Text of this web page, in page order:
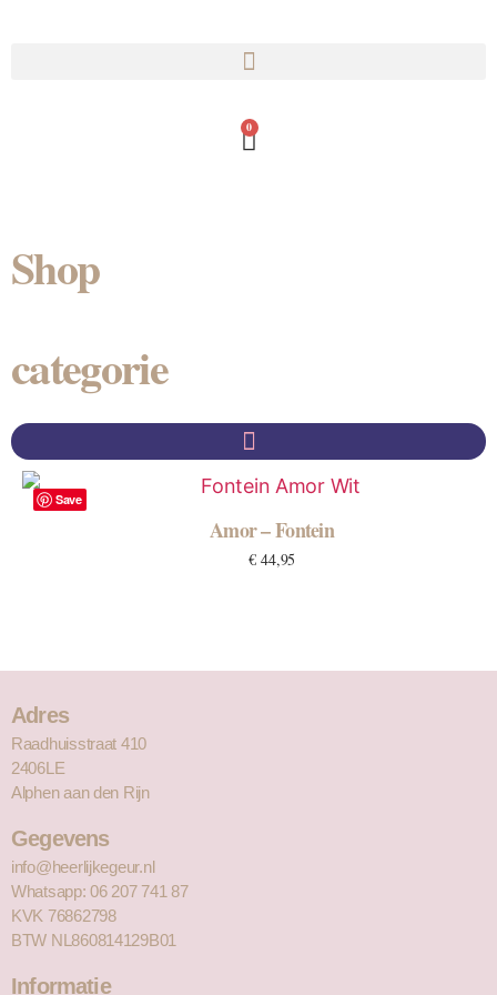
0
Shop
categorie
Save
Amor – Fontein
€44,95
Adres
Raadhuisstraat 410
2406LE
Alphen aan den Rijn
Gegevens
info@heerlijkegeur.nl
Whatsapp: 06 207 741 87
KVK 76862798
BTW NL860814129B01
Informatie